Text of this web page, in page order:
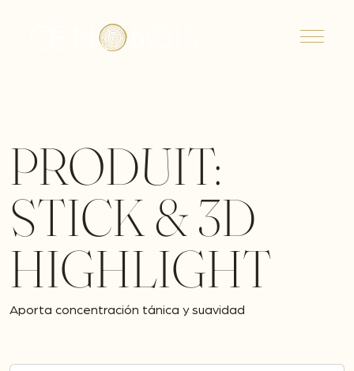
PRODUIT:
STICK & 3D
HIGHLIGHT
Aporta concentración tánica y suavidad